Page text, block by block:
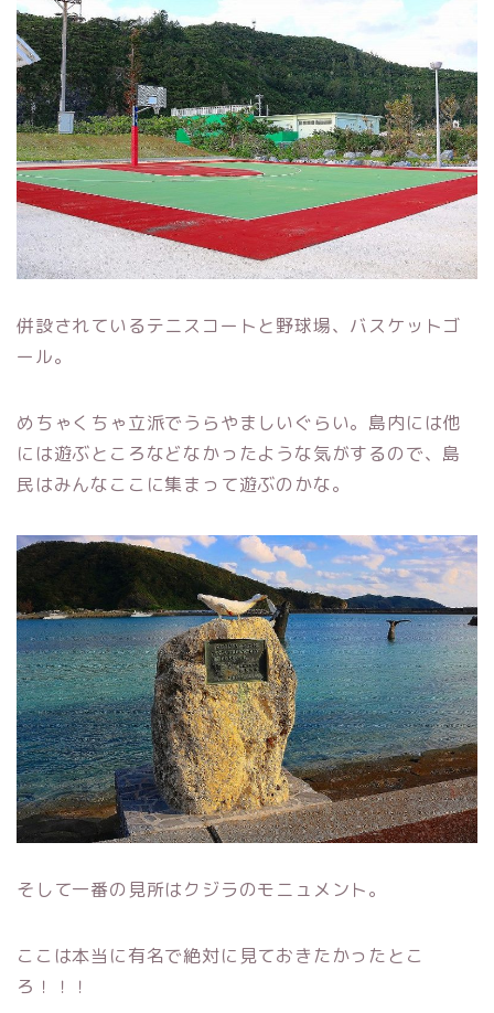
併設されているテニスコートと野球場、バスケットゴ
ール。
めちゃくちゃ立派でうらやましいぐらい。島内には他
には遊ぶところなどなかったような気がするので、島
民はみんなここに集まって遊ぶのかな。
そして一番の見所はクジラのモニュメント。
ここは本当に有名で絶対に見ておきたかったとこ
ろ！！！